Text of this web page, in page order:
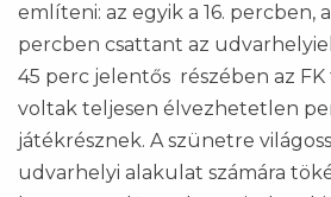
említeni: az egyik a 16. percben,
percben csattant az
45 perc jelentős részében az
voltak teljesen élvezhetetlen
játékrésznek. A szünetre
udvarhelyi alakulat számára